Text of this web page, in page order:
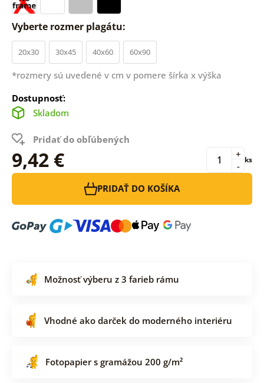
Vyberte rozmer plagátu:
20x30 30x45 40x60 60x90
*rozmery sú uvedené v cm v pomere šírka x výška
Dostupnosť:
Skladom
Pridať do obľúbených
9,42 € -
+ ks
PRIDAŤ DO KOŠÍKA
Možnosť výberu z 3 farieb rámu
Vhodné ako darček do moderného interiéru
Fotopapier s gramážou 200 g/m²